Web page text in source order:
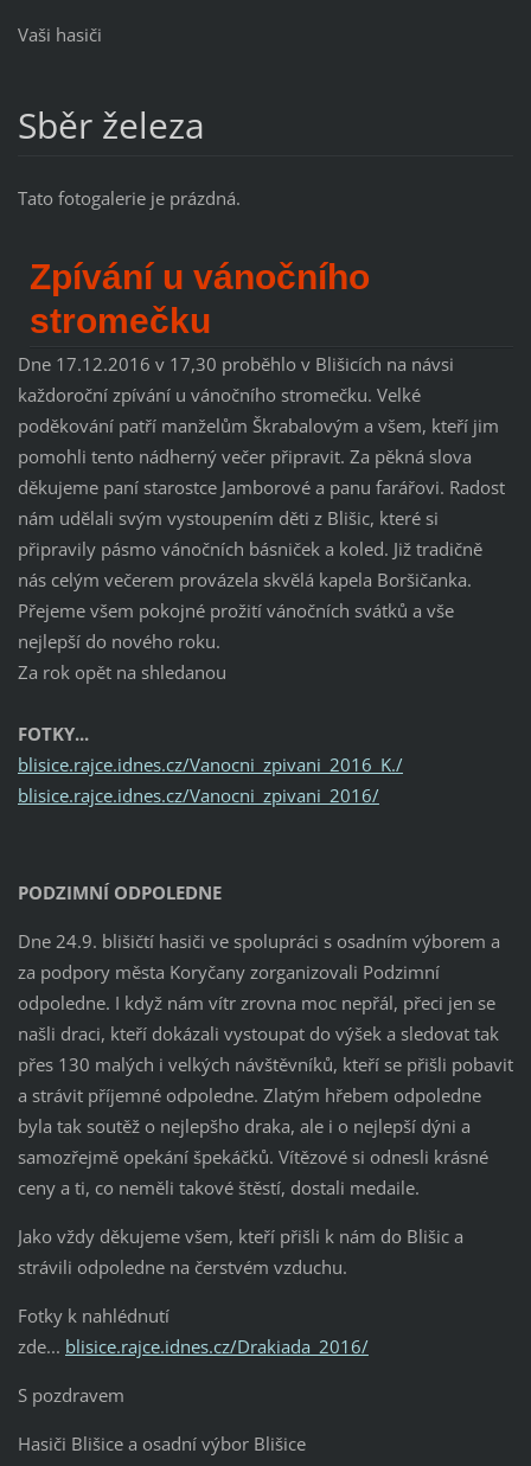
Vaši hasiči
Sběr železa
Tato fotogalerie je prázdná.
Zpívání u vánočního
stromečku
Dne 17.12.2016 v 17,30 proběhlo v Blišicích na návsi
každoroční zpívání u vánočního stromečku. Velké
poděkování patří manželům Škrabalovým a všem, kteří jim
pomohli tento nádherný večer připravit. Za pěkná slova
děkujeme paní starostce Jamborové a panu farářovi. Radost
nám udělali svým vystoupením děti z Blišic, které si
připravily pásmo vánočních básniček a koled. Již tradičně
nás celým večerem provázela skvělá kapela Boršičanka.
Přejeme všem pokojné prožití vánočních svátků a vše
nejlepší do nového roku.
Za rok opět na shledanou
FOTKY...
blisice.rajce.idnes.cz/Vanocni_zpivani_2016_K./
blisice.rajce.idnes.cz/Vanocni_zpivani_2016/
PODZIMNÍ ODPOLEDNE
Dne 24.9. blišičtí hasiči ve spolupráci s osadním výborem a
za podpory města Koryčany zorganizovali Podzimní
odpoledne. I když nám vítr zrovna moc nepřál, přeci jen se
našli draci, kteří dokázali vystoupat do výšek a sledovat tak
přes 130 malých i velkých návštěvníků, kteří se přišli pobavit
a strávit příjemné odpoledne. Zlatým hřebem odpoledne
byla tak soutěž o nejlepšho draka, ale i o nejlepší dýni a
samozřejmě opekání špekáčků. Vítězové si odnesli krásné
ceny a ti, co neměli takové štěstí, dostali medaile.
Jako vždy děkujeme všem, kteří přišli k nám do Blišic a
strávili odpoledne na čerstvém vzduchu.
Fotky k nahlédnutí
zde... blisice.rajce.idnes.cz/Drakiada_2016/
S pozdravem
Hasiči Blišice a osadní výbor Blišice